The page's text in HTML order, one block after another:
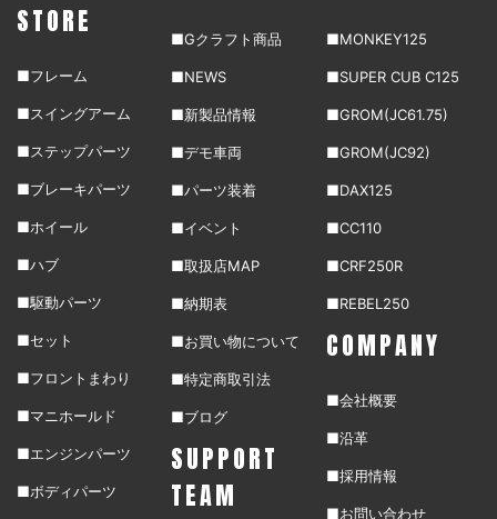
STORE
■フレーム
■スイングアーム
■ステップパーツ
■ブレーキパーツ
■ホイール
■ハブ
■駆動パーツ
■セット
■フロントまわり
■マニホールド
■エンジンパーツ
■ボディパーツ
■Gクラフト商品
■NEWS
■新製品情報
■デモ車両
■パーツ装着
■イベント
■取扱店MAP
■納期表
■お買い物について
■特定商取引法
■ブログ
SUPPORT
TEAM
■MONKEY125
■SUPER CUB C125
■GROM(JC61.75)
■GROM(JC92)
■DAX125
■CC110
■CRF250R
■REBEL250
COMPANY
■会社概要
■沿革
■採用情報
■お問い合わせ